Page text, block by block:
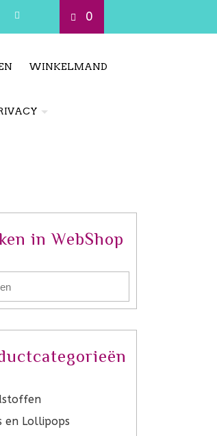
0
WINKELMAND
in WebShop
en Lollipops